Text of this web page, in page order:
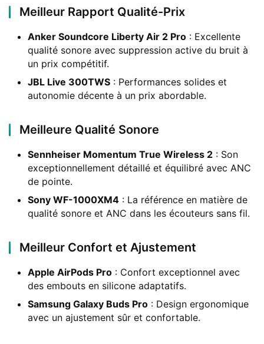
Meilleur Rapport Qualité-Prix
Anker Soundcore Liberty Air 2 Pro : Excellente
qualité sonore avec suppression active du bruit à
un prix compétitif.
JBL Live 300TWS : Performances solides et
autonomie décente à un prix abordable.
Meilleure Qualité Sonore
Sennheiser Momentum True Wireless 2 : Son
exceptionnellement détaillé et équilibré avec ANC
de pointe.
Sony WF-1000XM4 : La référence en matière de
qualité sonore et ANC dans les écouteurs sans fil.
Meilleur Confort et Ajustement
Apple AirPods Pro : Confort exceptionnel avec
des embouts en silicone adaptatifs.
Samsung Galaxy Buds Pro : Design ergonomique
avec un ajustement sûr et confortable.